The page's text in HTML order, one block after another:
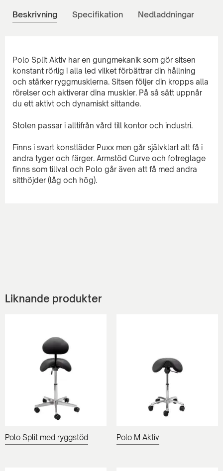
Beskrivning Specifikation Nedladdningar
Polo Split Aktiv har en gungmekanik som gör sitsen
konstant rörlig i alla led vilket förbättrar din hållning
och stärker ryggmusklerna. Sitsen följer din kropps alla
rörelser och aktiverar dina muskler. På så sätt uppnår
du ett aktivt och dynamiskt sittande.
Stolen passar i alltifrån vård till kontor och industri.
Finns i svart konstläder Puxx men går självklart att få i
andra tyger och färger. Armstöd Curve och fotreglage
finns som tillval och Polo går även att få med andra
Liknande produkter
Polo Split med ryggstöd Polo M Aktiv